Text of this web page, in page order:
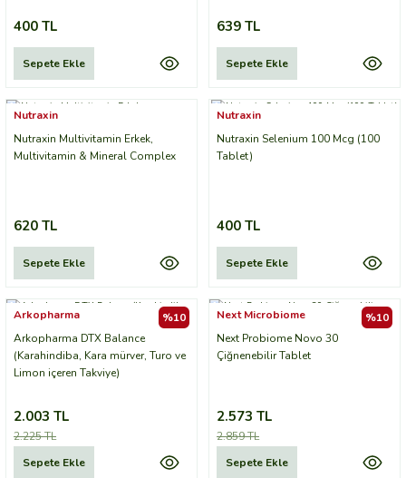
400 TL
Sepete Ekle
639 TL
Sepete Ekle
Nutraxin
Nutraxin Multivitamin Erkek,
Multivitamin & Mineral Complex
620 TL
Sepete Ekle
Nutraxin
Nutraxin Selenium 100 Mcg (100
Tablet)
400 TL
Sepete Ekle
%10
Arkopharma
Arkopharma DTX Balance
(Karahindiba, Kara mürver, Turo ve
Limon içeren Takviye)
2.003 TL
2.225 TL
Sepete Ekle
%10
Next Microbiome
Next Probiome Novo 30
Çiğnenebilir Tablet
2.573 TL
2.859 TL
Sepete Ekle